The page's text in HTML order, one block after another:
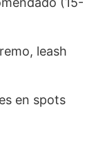
leash
en spots